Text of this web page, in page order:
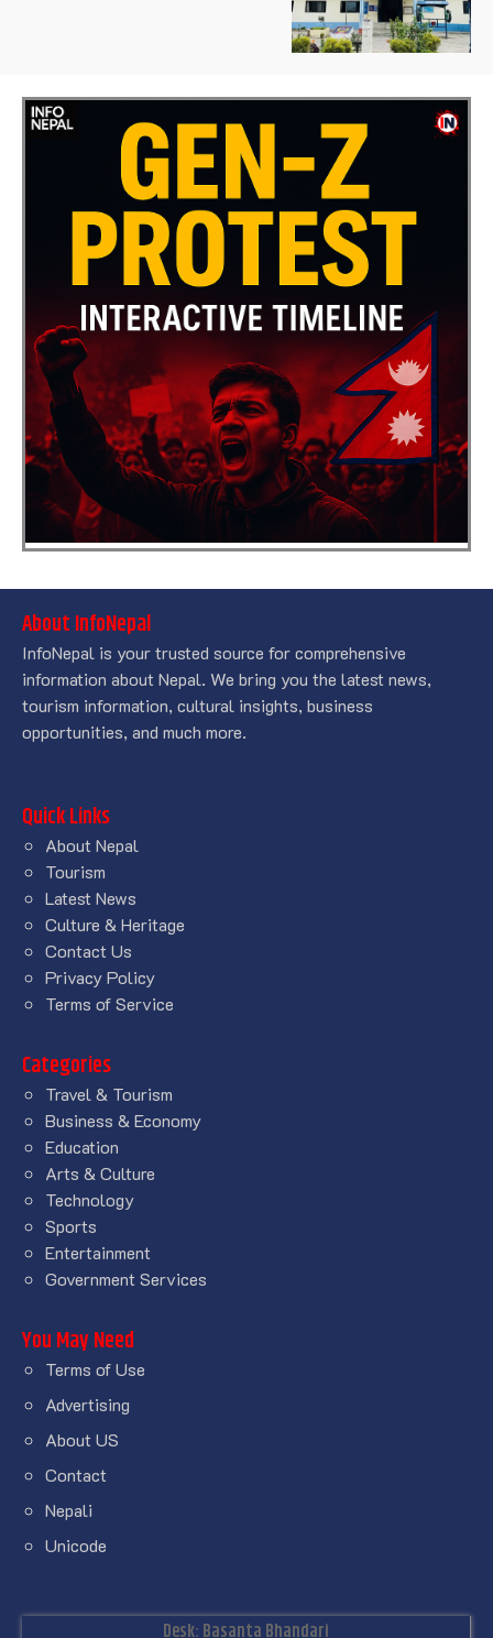
About InfoNepal
InfoNepal is your trusted source for comprehensive
information about Nepal. We bring you the latest news,
tourism information, cultural insights, business
opportunities, and much more.
Quick Links
About Nepal
Tourism
Latest News
Culture & Heritage
Contact Us
Privacy Policy
Terms of Service
Categories
Travel & Tourism
Business & Economy
Education
Arts & Culture
Technology
Sports
Entertainment
Government Services
You May Need
Terms of Use
Advertising
About US
Contact
Nepali
Unicode
Desk: Basanta Bhandari